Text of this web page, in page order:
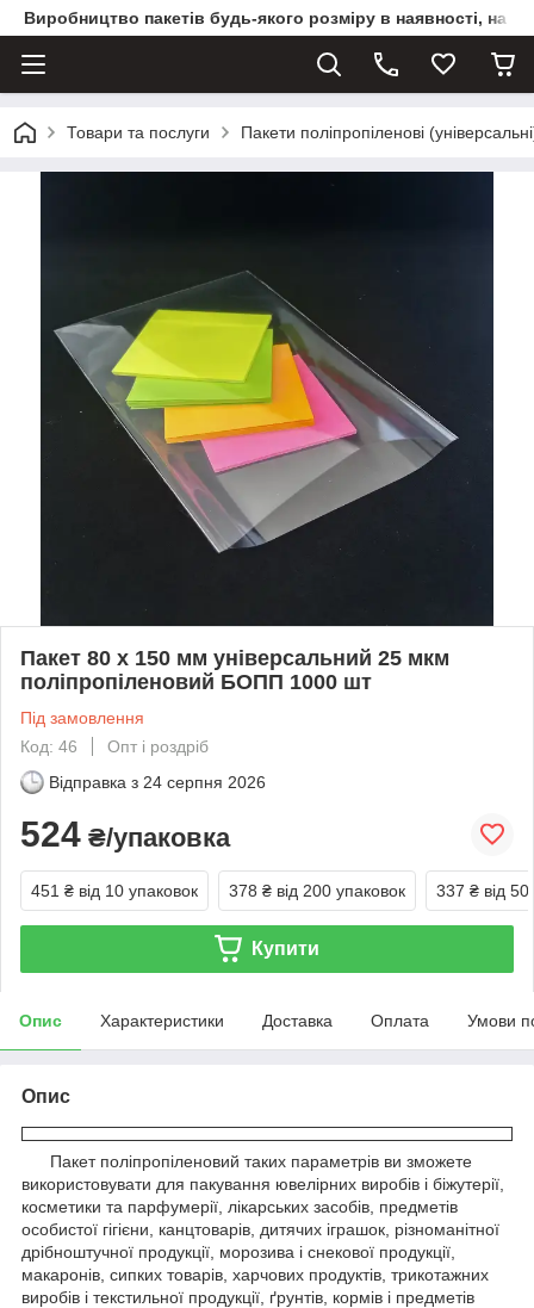
Виробництво пакетів будь-якого розміру в наявності, на
Товари та послуги Пакети поліпропіленові
Пакет 80 x 150 мм універсальний 25 мкм
поліпропіленовий БОПП 1000 шт
Під замовлення
Код: 46
Опт і роздріб
Відправка з 24 серпня 2026
524 ₴/упаковка
451 ₴ від 10 упаковок 378 ₴ від 200 упаковок 337 ₴ від
Купити
Опис Характеристики Доставка Оплата Умови
Опис
Пакет поліпропіленовий таких параметрів ви зможете
використовувати для пакування ювелірних виробів і біжутерії,
косметики та парфумерії, лікарських засобів, предметів
особистої гігієни, канцтоварів, дитячих іграшок, різноманітної
дрібноштучної продукції, морозива і снекової продукції,
макаронів, сипких товарів, харчових продуктів, трикотажних
виробів і текстильної продукції, ґрунтів, кормів і предметів